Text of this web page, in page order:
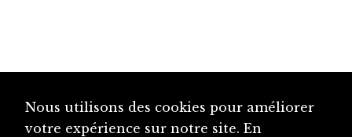
Nous utilisons des cookies pour améliorer
votre expérience sur notre site. En